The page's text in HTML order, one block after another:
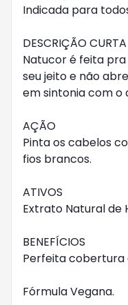
Indicada para
DESCRIÇÃO CURTA
Natucor é feita
seu jeito e não
em sintonia com o
AÇÃO
Pinta os cabelos
fios brancos.
ATIVOS
Extrato Natural de
BENEFÍCIOS
Perfeita cobertura
Fórmula Vegana.